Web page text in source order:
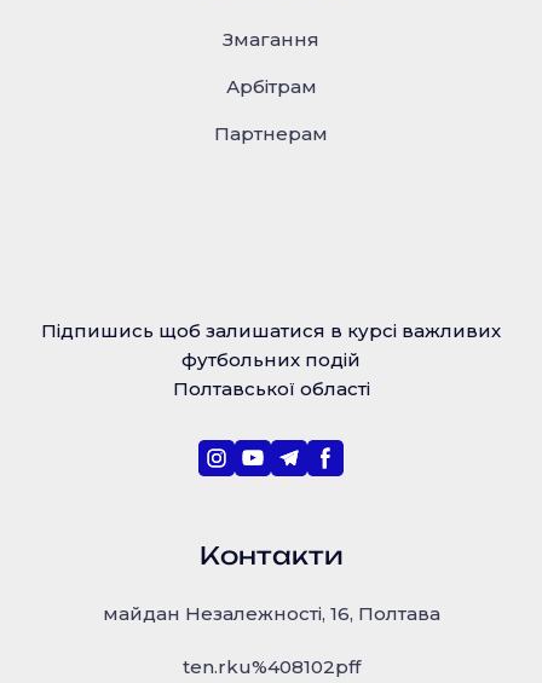
Змагання
Арбітрам
Партнерам
Підпишись щоб залишатися в курсі важливих
футбольних подій
Полтавської області
Контакти
майдан Незалежності, 16, Полтава
ten.rku%408102pff